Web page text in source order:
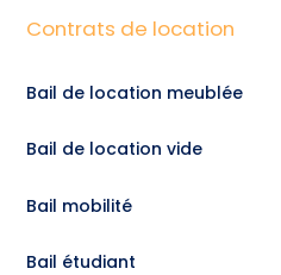
Contrats de location
Bail de location meublée
Bail de location vide
Bail mobilité
Bail étudiant